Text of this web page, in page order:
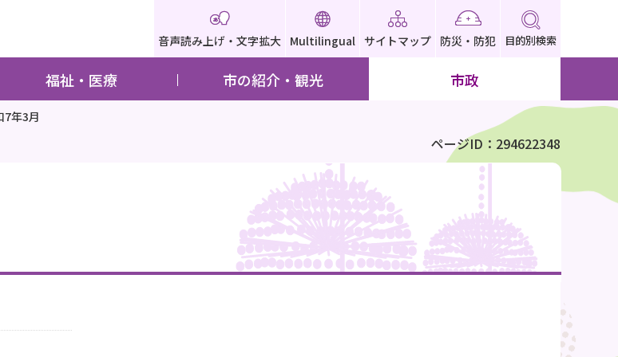
音声読み上げ・文字拡大 Multilingual サイトマップ 防災・防犯 目的別検索
福祉・医療 市の紹介・観光 市政
7年3月
ページID：294622348